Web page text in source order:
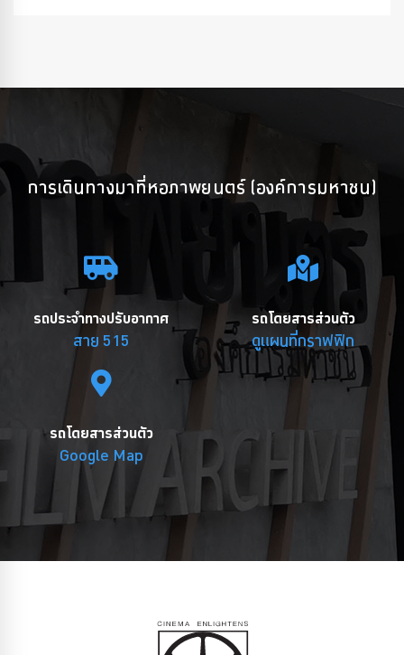
การเดินทางมาที่หอภาพยนตร์ (องค์การมหาชน)
รถประจำทางปรับอากาศ
สาย 515
รถโดยสารส่วนตัว
ดูแผนที่กราฟฟิก
รถโดยสารส่วนตัว
Google Map